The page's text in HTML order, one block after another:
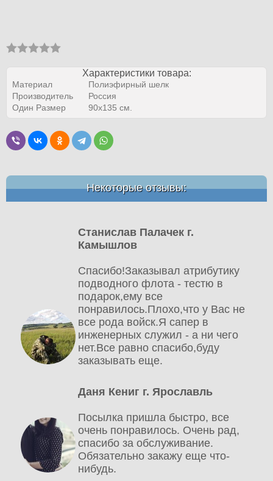
Характеристики товара:
Материал
Полиэфирный шелк
Производитель
Россия
Один Размер
90х135 см.
Некоторые отзывы:
Станислав Палачек г.
Камышлов
Спасибо!Заказывал атрибутику
подводного флота - тестю в
подарок,ему все
понравилось.Плохо,что у Вас не
все рода войск.Я сапер в
инженерных служил - а ни чего
нет.Все равно спасибо,буду
заказывать еще.
Даня Кениг г. Ярославль
Посылка пришла быстро, все
очень понравилось. Очень рад,
спасибо за обслуживание.
Обязательно закажу еще что-
нибудь.